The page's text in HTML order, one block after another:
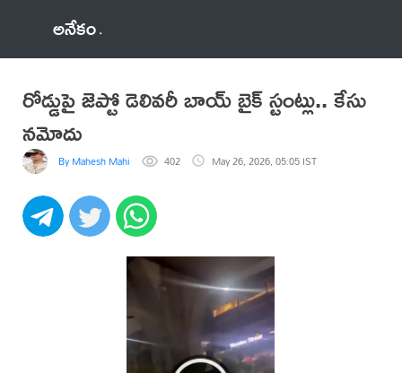
అనేకం
రోడ్డుపై జెప్టో డెలివరీ బాయ్ బైక్ స్టంట్లు.. కేసు
నమోదు
By Mahesh Mahi 402 May 26, 2026, 05:05 IST